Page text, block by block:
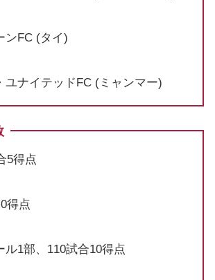
ンFC (タイ)
ユナイテッドFC (ミャンマー)
5得点
得点
ル1部、110試合10得点